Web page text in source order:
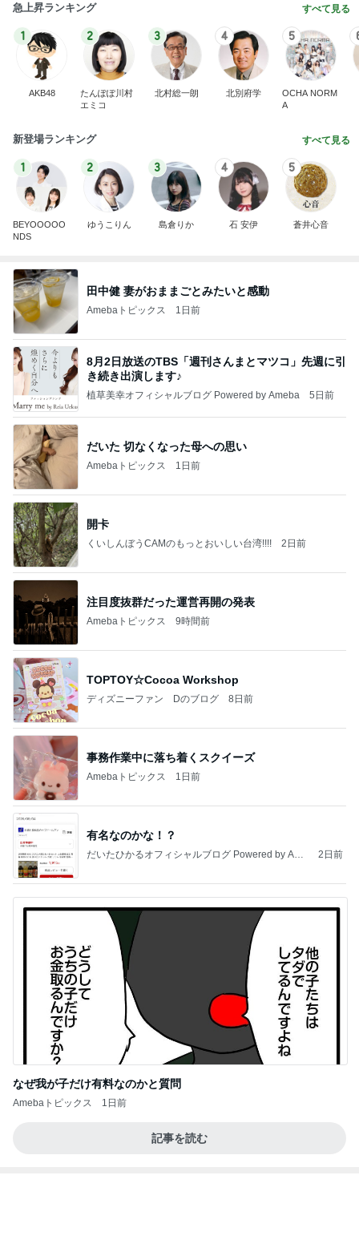
急上昇ランキング すべて見る
1
AKB48
2
たんぽぽ川村
エミコ
3
北村総一朗
4
北別府学
5
OCHA NORM
A
新登場ランキング すべて見る
1
BEYOOOOO
NDS
2
ゆうこりん
3
島倉りか
4
石 安伊
5
蒼井心音
田中健 妻がおままごとみたいと感動
Amebaトピックス 1日前
8月2日放送のTBS「週刊さんまとマツコ」先週に引
き続き出演します♪
植草美幸オフィシャルブログ Powered by Ameba 5日前
だいた 切なくなった母への思い
Amebaトピックス 1日前
開卡
くいしんぼうCAMのもっとおいしい台湾!!!! 2日前
注目度抜群だった運営再開の発表
Amebaトピックス 9時間前
TOPTOY☆Cocoa Workshop
ディズニーファン Dのブログ 8日前
事務作業中に落ち着くスクイーズ
Amebaトピックス 1日前
有名なのかな！？
だいたひかるオフィシャルブログ Powered by Ame
2日前
なぜ我が子だけ有料なのかと質問
Amebaトピックス 1日前
記事を読む